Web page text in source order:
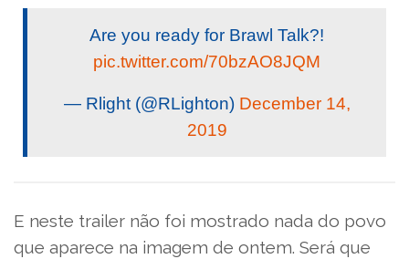
Are you ready for Brawl Talk?!
pic.twitter.com/70bzAO8JQM
— Rlight (@RLighton) December 14,
2019
E neste trailer não foi mostrado nada do povo
que aparece na imagem de ontem. Será que